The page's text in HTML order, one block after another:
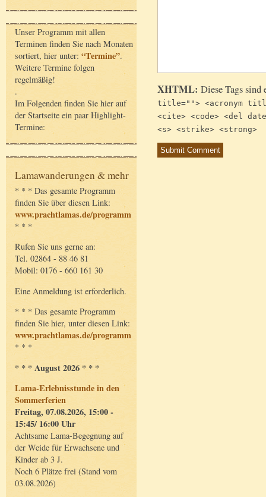
Unser Programm mit allen
Terminen finden Sie nach Monaten
sortiert, hier unter: “Termine”.
Weitere Termine folgen
regelmäßig!
.
Im Folgenden finden Sie hier auf
der Startseite ein paar Highlight-
Termine:
Lamawanderungen & mehr
* * * Das gesamte Programm
finden Sie über diesen Link:
www.prachtlamas.de/programm
* * *
Rufen Sie uns gerne an:
Tel. 02864 - 88 46 81
Mobil: 0176 - 660 161 30
Eine Anmeldung ist erforderlich.
* * * Das gesamte Programm
finden Sie hier, unter diesen Link:
www.prachtlamas.de/programm
* * *
* * * August 2026 * * *
Lama-Erlebnisstunde in den
Sommerferien
Freitag, 07.08.2026, 15:00 -
15:45/ 16:00 Uhr
Achtsame Lama-Begegnung auf
der Weide für Erwachsene und
Kinder ab 3 J.
Noch 6 Plätze frei (Stand vom
03.08.2026)
XHTML: Diese Tags
title=""> <acronym
<cite> <code> <del
<s> <strike> <strong>